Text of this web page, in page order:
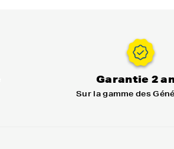
Garantie 2
Sur la gamme des